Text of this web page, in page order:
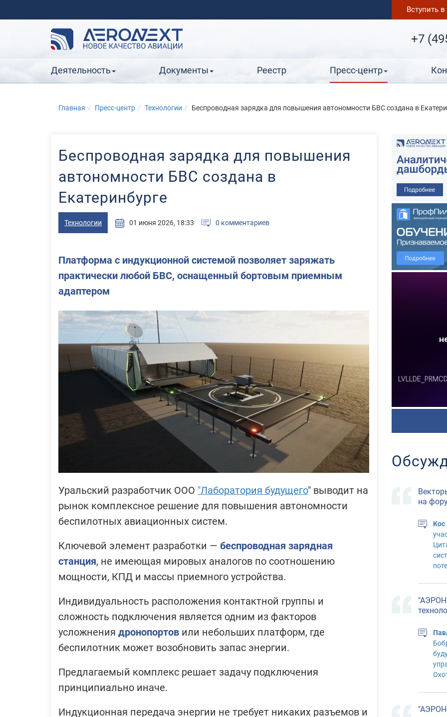
Вступить
+7
Деятельность Документы Реестр Пресс-центр
Главная Пресс-центр Технологии Беспроводная зарядка для повышения автономности БВС создана в
Беспроводная зарядка для повышения
автономности БВС создана в
Екатеринбурге
Технологии 01 июня 2026, 18:33 0 комментариев
Платформа с индукционной системой позволяет заряжать
практически любой БВС, оснащенный бортовым приемным
адаптером
Уральский разработчик ООО "Лаборатория будущего" выводит на
рынок комплексное решение для повышения автономности
беспилотных авиационных систем.
Ключевой элемент разработки — беспроводная зарядная
станция, не имеющая мировых аналогов по соотношению
мощности, КПД и массы приемного устройства.
Индивидуальность расположения контактной группы и
сложность подключения является одним из факторов
усложнения дронопортов или небольших платформ, где
беспилотник может возобновить запас энергии.
Предлагаемый комплекс решает задачу подключения
принципиально иначе.
Индукционная передача энергии не требует никаких разъемов и
на
Кос